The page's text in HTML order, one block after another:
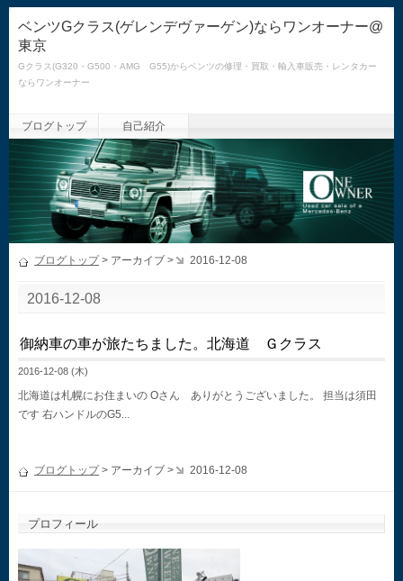
ベンツGクラス(ゲレンデヴァーゲン)ならワンオーナー@
東京
Gクラス(G320・G500・AMG G55)からベンツの修理・買取・輸入車販売・レンタカー
ならワンオーナー
ブログトップ 自己紹介
ブログトップ> アーカイブ > 2016-12-08
2016-12-08
御納車の車が旅たちました。北海道 Ｇクラス
2016-12-08 (木)
北海道は札幌にお住まいの Oさん ありがとうございました。 担当は須田
です 右ハンドルのG5...
ブログトップ> アーカイブ > 2016-12-08
プロフィール